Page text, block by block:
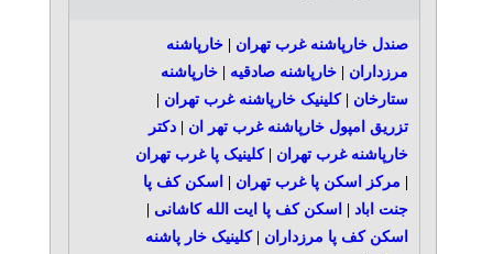
صندل خارپاشنه غرب تهران |خارپاشنه
مرزداران |خارپاشنه صادقیه |خارپاشنه
ستارخان |کلینیک خارپاشنه غرب تهران
تزریق امپول خارپاشنه غرب تهر ان |دکتر
خارپاشنه غرب تهران |کلینیک پا غرب تهران
مرکز اسکن پا غرب تهران
اسکن کف پا
جنت اباد
اسکن کف پا ایت الله کاشانی
اسکن کف پا مرزداران |کلینیک خار پاشنه